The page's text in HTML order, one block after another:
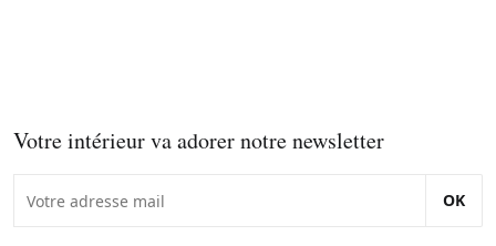
Votre intérieur va adorer notre newsletter
OK